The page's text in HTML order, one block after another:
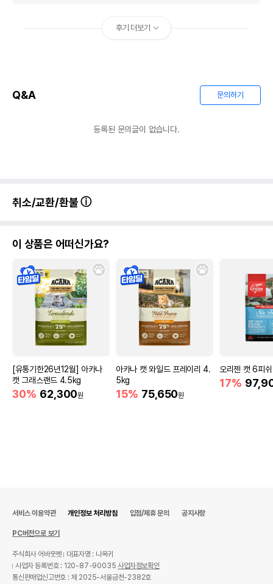
후기 더보기
Q&A 문의하기
등록된 문의글이 없습니다.
취소/교환/환불
이 상품은 어떠신가요?
[유통기한26년12월] 아카나
캣 그래스랜드 4.5kg
30% 62,300원
아카나 캣 와일드 프레이리 4.
5kg
15% 75,650원
오리젠 캣 6피
17%
서비스 이용약관 개인정보 처리방침 입점/제휴 문의 공지사항
PC버전으로 보기
주식회사 어바웃펫
대표자명 : 나옥귀
사업자 등록번호 : 120-87-90035사업자정보확인
통신판매업신고번호 : 제 2025-서울금천-2382호